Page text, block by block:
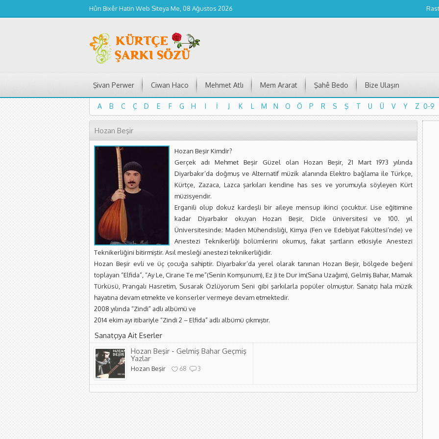
Hûn Bixêr Hatin Web Siteya Me, 08 Ağustos 2026
Şivan Perwer Ciwan Haco Mehmet Atlı Mem Ararat Şahê Bedo Bize Ulaşın
A B C Ç D E F G H I İ J K L M N O Ö P R S Ş T U Ü V Y Z 0-9
A
B C Ç D E F G H I İ J K L M N O Ö P R S Ş T U Ü V Y Z 0-9
Hozan Beşir
Hozan Beşir Kimdir?
Gerçek adı Mehmet Beşir Güzel olan Hozan Beşir, 21 Mart 1973 yılında
Diyarbakır’da doğmuş ve Alternatif müzik alanında Elektro bağlama ile Türkçe,
Kürtçe, Zazaca, Lazca şarkıları kendine has ses ve yorumuyla söyleyen Kürt
müzisyendir.
Erganili olup dokuz kardeşli bir aileye mensup ikinci çocuktur. Lise eğitimine
kadar Diyarbakır okuyan Hozan Beşir, Dicle üniversitesi ve 100. yıl
Üniversitesinde; Maden Mühendisliği, Kimya (Fen ve Edebiyat Fakültesi’nde) ve
Anestezi Teknikerliği bölümlerini okumuş, fakat şartların etkisiyle Anestezi
Teknikerliğini bitirmiştir. Asıl mesleği anestezi teknikerliğidir.
Hozan Beşir evli ve üç çocuğa sahiptir. Diyarbakır’da yerel olarak tanınan Hozan Beşir, bölgede beğeni
toplayan “Elfida”, “Ay Le, Cirane Te me”(Senin Komşunum), Ez Ji te Dur im(Sana Uzağım), Gelmiş Bahar, Mamak
Türküsü, Prangalı Hasretim, Susarak Özlüyorum Seni gibi şarkılarla popüler olmuştur. Sanatçı hala müzik
hayatına devam etmekte ve konserler vermeye devam etmektedir.
2008 yılında “Zindi” adlı albümü ve
2014 ekim ayı itibariyle “Zindi 2 – Elfida” adlı albümü çıkmıştır.
Sanatçıya Ait Eserler
Hozan Beşir - Gelmiş Bahar Geçmiş
Yazlar
Hozan Beşir 68 3